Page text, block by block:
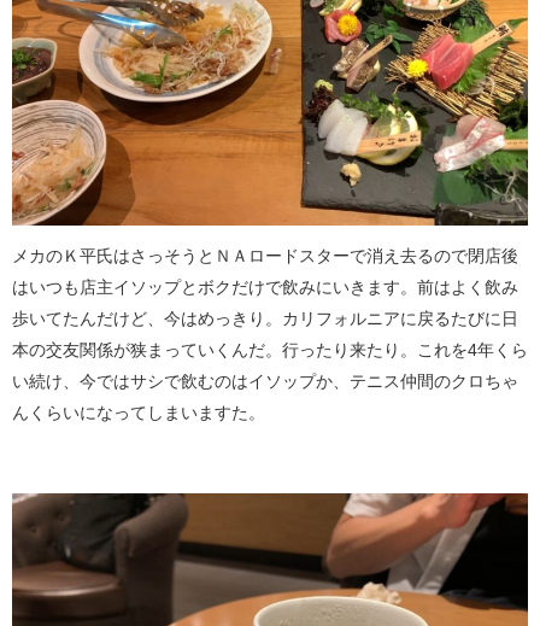
メカのＫ平氏はさっそうとＮＡロードスターで消え去るので閉店後
はいつも店主イソップとボクだけで飲みにいきます。前はよく飲み
歩いてたんだけど、今はめっきり。カリフォルニアに戻るたびに日
本の交友関係が狭まっていくんだ。行ったり来たり。これを4年くら
い続け、今ではサシで飲むのはイソップか、テニス仲間のクロちゃ
んくらいになってしまいますた。